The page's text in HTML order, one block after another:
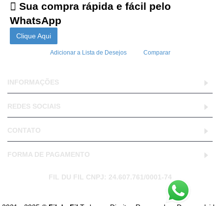
Sua compra rápida e fácil pelo
WhatsApp
Clique Aqui
Adicionar a Lista de Desejos Comparar
INFORMAÇÕES
REDES SOCIAIS
CONTATO
FORMA DE PAGAMENTO
FIL DU FIL CNPJ: 24.607.761/0001-74